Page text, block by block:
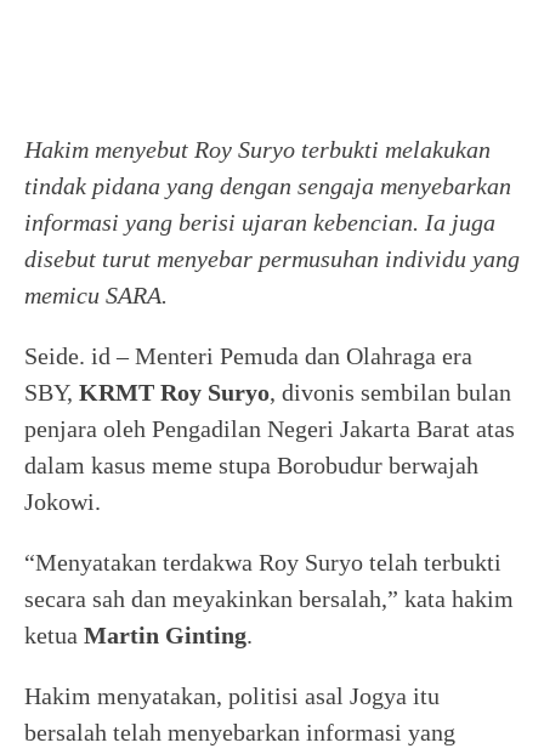
Hakim menyebut Roy Suryo terbukti melakukan
tindak pidana yang dengan sengaja menyebarkan
informasi yang berisi ujaran kebencian. Ia juga
disebut turut menyebar permusuhan individu yang
memicu SARA.
Seide. id – Menteri Pemuda dan Olahraga era
SBY, KRMT Roy Suryo, divonis sembilan bulan
penjara oleh Pengadilan Negeri Jakarta Barat atas
dalam kasus meme stupa Borobudur berwajah
Jokowi.
“Menyatakan terdakwa Roy Suryo telah terbukti
secara sah dan meyakinkan bersalah,” kata hakim
ketua Martin Ginting.
Hakim menyatakan, politisi asal Jogya itu
bersalah telah menyebarkan informasi yang